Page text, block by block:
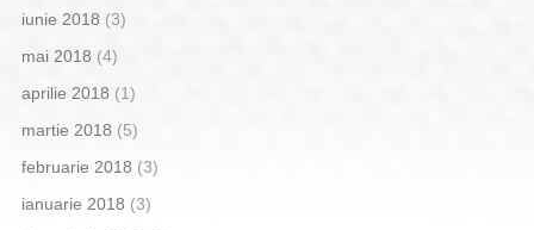
iunie 2018 (3)
mai 2018 (4)
aprilie 2018 (1)
martie 2018 (5)
februarie 2018 (3)
ianuarie 2018 (3)